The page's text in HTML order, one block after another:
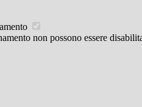
non possono essere